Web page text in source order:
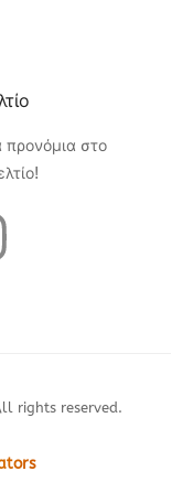
προνόμια στο
rights reserved.